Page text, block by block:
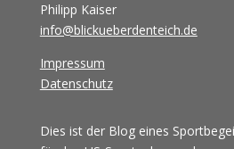
Philipp Kaiser
info@blickueberdenteich.de
Impressum
Datenschutz
Dies ist der Blog eines